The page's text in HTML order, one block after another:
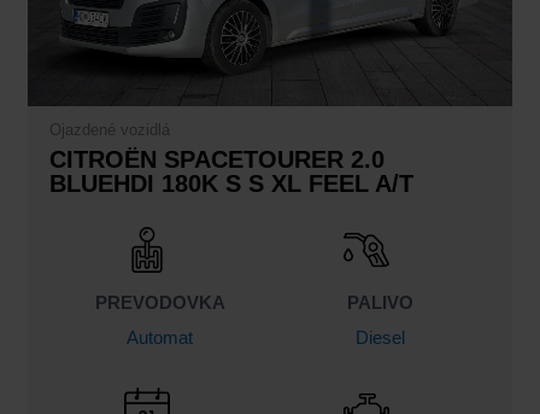
Ojazdené vozidlá
CITROËN SPACETOURER 2.0
BLUEHDI 180K S S XL FEEL A/T
PREVODOVKA
Automat
PALIVO
Diesel